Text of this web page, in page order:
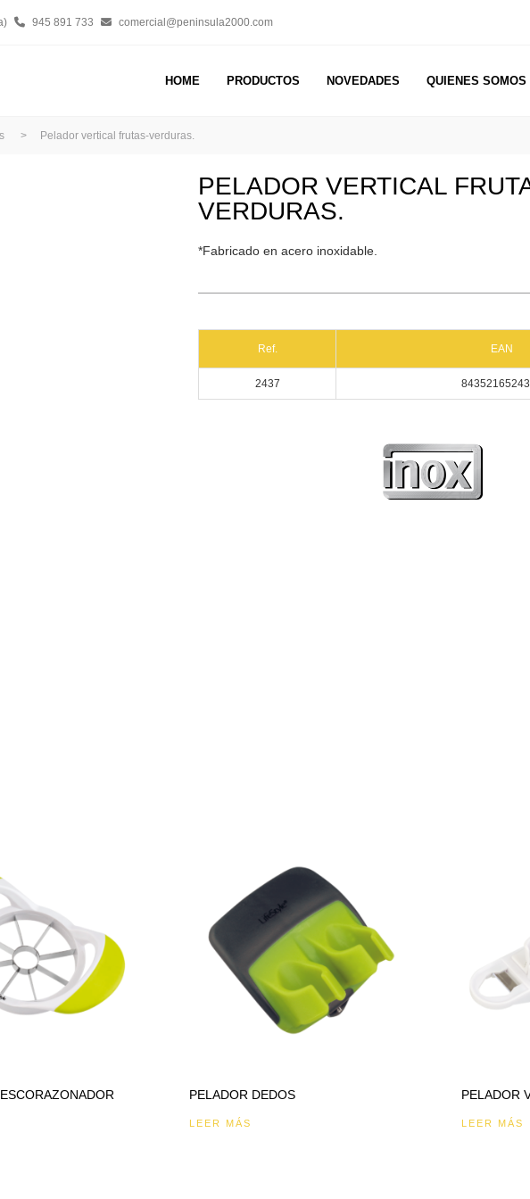
945 891 733 comercial@peninsula2000.com
HOME PRODUCTOS NOVEDADES QUIENES SOMOS
> Pelador vertical frutas-verduras.
PELADOR VERTICAL
VERDURAS.
*Fabricado en acero inoxidable.
Ref. EAN
2437
PELADOR DEDOS
LEER MÁS
PELADOR
LEER MÁS